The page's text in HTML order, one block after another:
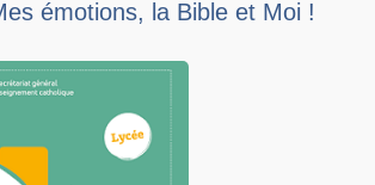
émotions, la Bible et Moi !